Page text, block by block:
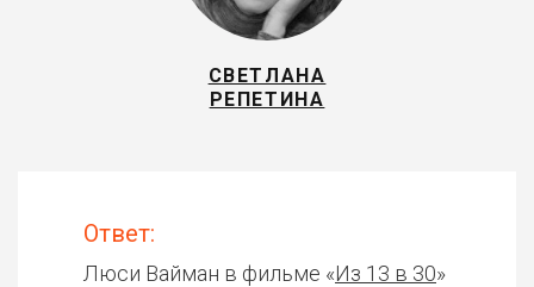
СВЕТЛАНА
РЕПЕТИНА
Ответ:
Люси Вайман в фильме «Из 13 в 30»